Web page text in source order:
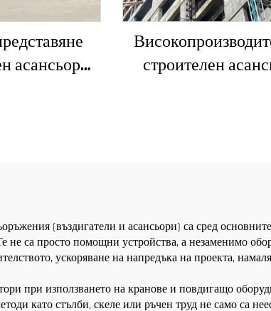
асансьор
строителен
(въздигатели и асансьори) са сред
не са просто помощни устройства, а незаменимо
ускоряване на напредъка на проекта,
при използването на кранове и повдигащо
като стълби, скеле или ръчен труд не само са